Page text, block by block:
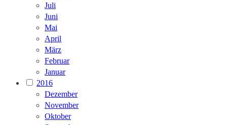
Juli
Juni
Mai
April
März
Februar
Januar
2016
Dezember
November
Oktober